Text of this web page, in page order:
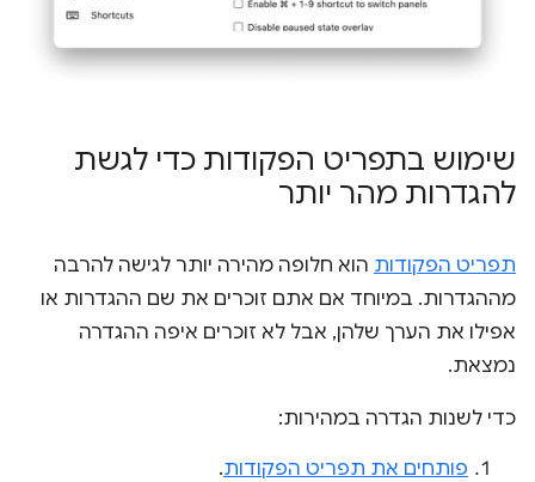
שימוש בתפריט הפקודות כדי לגשת
להגדרות מהר יותר
תפריט הפקודות הוא חלופה מהירה יותר לגישה להרבה
מההגדרות. במיוחד אם אתם זוכרים את שם ההגדרות או
אפילו את הערך שלהן, אבל לא זוכרים איפה ההגדרה
נמצאת.
כדי לשנות הגדרה במהירות:
פותחים את תפריט הפקודות.